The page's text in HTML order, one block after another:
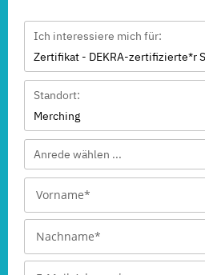
Ich interessiere mich für:
Zertifikat - DEKRA-zertifizierte*r
Standort:
Merching
Anrede wählen ...